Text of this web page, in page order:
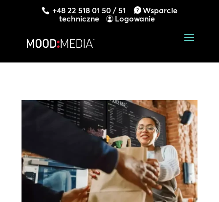
+48 22 518 01 50 / 51
Wsparcie
techniczne
Logowanie